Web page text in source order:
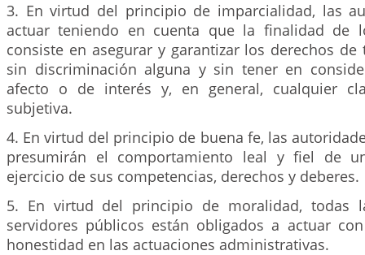
3. En virtud del principio de imparcialidad, las
actuar teniendo en cuenta que la finalidad de
consiste en asegurar y garantizar los derechos de
sin discriminación alguna y sin tener en
afecto o de interés y, en general, cualquier
subjetiva.
4. En virtud del principio de buena fe, las
presumirán el comportamiento leal y fiel de
ejercicio de sus competencias, derechos y deberes.
5. En virtud del principio de moralidad, todas
servidores públicos están obligados a actuar
honestidad en las actuaciones administrativas.